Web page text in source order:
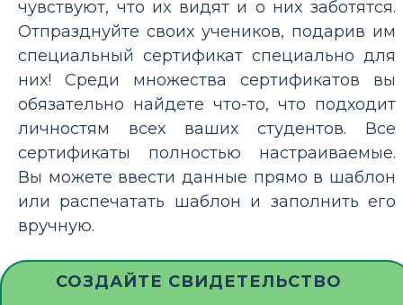
чувствуют, что их видят и о них заботятся.
Отпразднуйте своих учеников, подарив им
специальный сертификат специально для
них! Среди множества сертификатов вы
обязательно найдете что-то, что подходит
личностям всех ваших студентов. Все
сертификаты полностью настраиваемые.
Вы можете ввести данные прямо в шаблон
или распечатать шаблон и заполнить его
вручную.
СОЗДАЙТЕ СВИДЕТЕЛЬСТВО